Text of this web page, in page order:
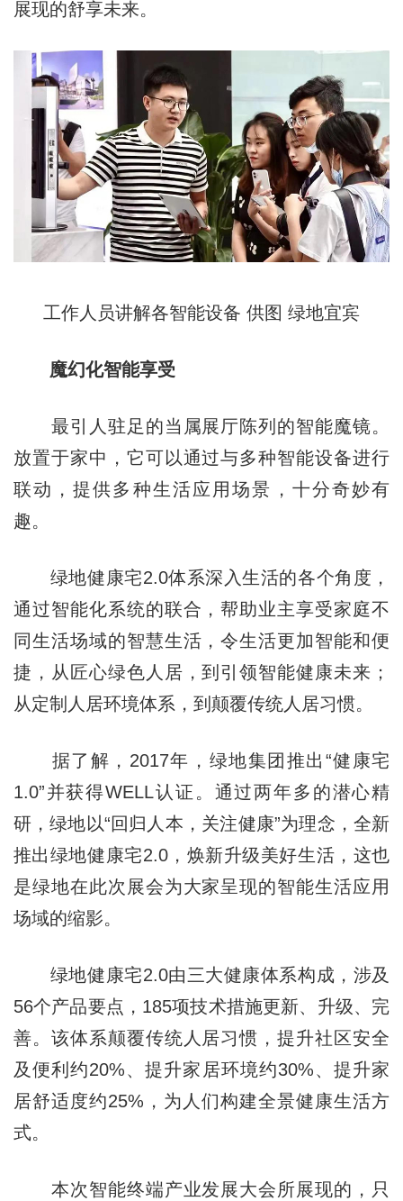
展现的舒享未来。
工作人员讲解各智能设备 供图 绿地宜宾
魔幻化智能享受
最引人驻足的当属展厅陈列的智能魔镜。
放置于家中，它可以通过与多种智能设备进行
联动，提供多种生活应用场景，十分奇妙有
趣。
绿地健康宅2.0体系深入生活的各个角度，
通过智能化系统的联合，帮助业主享受家庭不
同生活场域的智慧生活，令生活更加智能和便
捷，从匠心绿色人居，到引领智能健康未来；
从定制人居环境体系，到颠覆传统人居习惯。
据了解，2017年，绿地集团推出“健康宅
1.0”并获得WELL认证。通过两年多的潜心精
研，绿地以“回归人本，关注健康”为理念，全新
推出绿地健康宅2.0，焕新升级美好生活，这也
是绿地在此次展会为大家呈现的智能生活应用
场域的缩影。
绿地健康宅2.0由三大健康体系构成，涉及
56个产品要点，185项技术措施更新、升级、完
善。该体系颠覆传统人居习惯，提升社区安全
及便利约20%、提升家居环境约30%、提升家
居舒适度约25%，为人们构建全景健康生活方
式。
本次智能终端产业发展大会所展现的，只